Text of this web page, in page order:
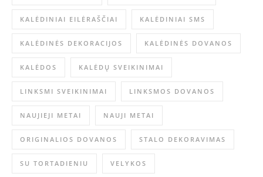
KALĖDINIAI EILĖRAŠČIAI KALĖDINIAI SMS
KALĖDINĖS DEKORACIJOS KALĖDINĖS DOVANOS
KALĖDOS KALĖDŲ SVEIKINIMAI
LINKSMI SVEIKINIMAI LINKSMOS DOVANOS
NAUJIEJI METAI NAUJI METAI
ORIGINALIOS DOVANOS STALO DEKORAVIMAS
SU TORTADIENIU VELYKOS